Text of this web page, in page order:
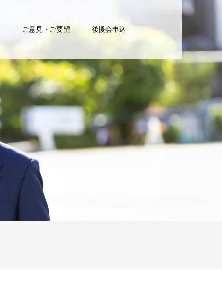
ご意見・ご要望 後援会申込